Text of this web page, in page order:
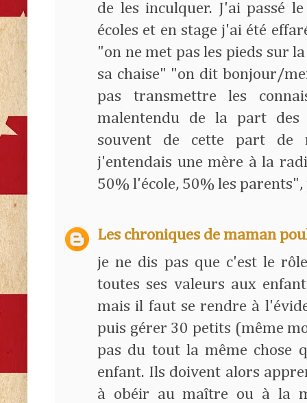
de les inculquer. J'ai passé
écoles et en stage j'ai été
"on ne met pas les pieds sur
sa chaise" "on dit bonjour/
pas transmettre les
malentendu de la part des
souvent de cette part de
j'entendais une mère à la
50% l'école, 50% les
Les chroniques de maman
je ne dis pas que c'est le
toutes ses valeurs aux
mais il faut se rendre à
puis gérer 30 petits (même
pas du tout la même chose
enfant. Ils doivent alors
à obéir au maître ou à la